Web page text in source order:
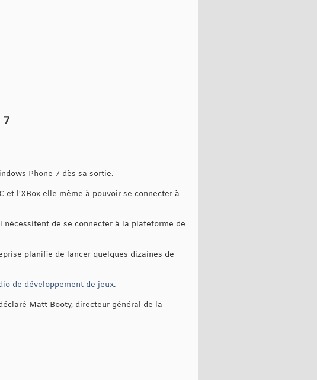
7
Phone 7 dès sa sortie.
et l'XBox elle même à pouvoir se connecter à
nécessitent de se connecter à la plateforme de
planifie de lancer quelques dizaines de
de développement de jeux.
Matt Booty, directeur général de la